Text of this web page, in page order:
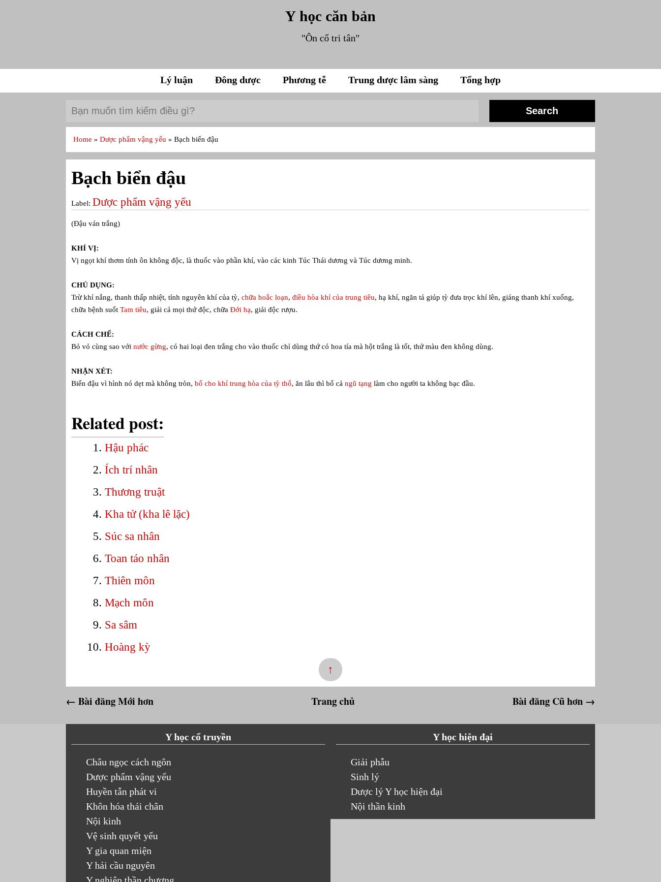
Y học căn bản
"Ôn cố tri tân"
Lý luận Đông dược Phương tễ Trung dược lâm sàng Tổng hợp
Home»Dược phẩm vậng yếu»Bạch biển đậu
Bạch biển đậu
Label: Dược phẩm vậng yếu
(Đậu ván trắng)
KHÍ VỊ:
Vị ngọt khí thơm tính ôn không độc, là thuốc vào phần khí, vào các kinh Túc Thái dương và Túc dương minh.
CHỦ DỤNG:
Trừ khí nắng, thanh thấp nhiệt, tỉnh nguyên khí của tỳ,chữa hoắc loạn,điều hòa khí của trung tiêu, hạ khí, ngăn tả giúp tỳ đưa trọc khí lên, giáng thanh khí xuống,
chữa bệnh suốtTam tiêu, giải cả mọi thứ độc, chữaĐới hạ, giải độc rượu.
CÁCH CHẾ:
Bỏ vỏ cùng sao vớinước gừng, có hai loại đen trắng cho vào thuốc chỉ dùng thứ có hoa tía mà hột trắng là tốt, thứ màu đen không dùng.
NHẬN XÉT:
Biển đậu vì hình nó dẹt mà không tròn,bổ cho khí trung hòa của tỳ thổ, ăn lâu thì bổ cảngũ tạng làm cho người ta không bạc đầu.
Related post:
Hậu phác
Ích trí nhân
Thương truật
Kha tử (kha lê lặc)
Súc sa nhân
Toan táo nhân
Thiên môn
Mạch môn
Sa sâm
Hoàng kỳ
↑
← Bài đăng Mới hơn Bài đăng Cũ hơn →
Trang chủ
Y học cổ truyền
Châu ngọc cách ngôn
Dược phẩm vậng yếu
Huyền tẫn phát vi
Khôn hóa thái chân
Nội kinh
Vệ sinh quyết yếu
Y gia quan miện
Y hải cầu nguyên
Y học hiện đại
Giải phẫu
Sinh lý
Dược lý Y học hiện đại
Nội thần kinh